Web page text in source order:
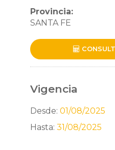
Provincia:
SANTA FE
Vigencia
Desde:01/08/2025
Hasta:31/08/2025